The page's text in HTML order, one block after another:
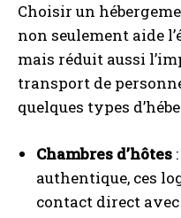
Choisir un
non seulement aide
mais réduit aussi
transport de
quelques types
Chambres d’hôtes
authentique, ces
contact direct